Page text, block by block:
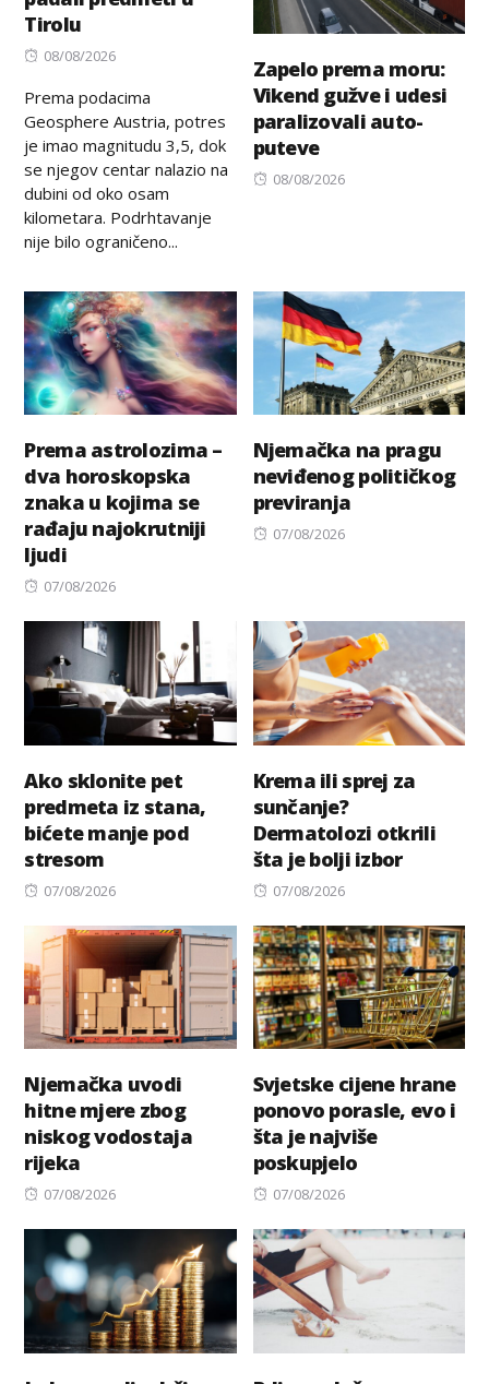
Tirolu
Posted
08/08/2026
Prema podacima
Geosphere Austria, potres
je imao magnitudu 3,5, dok
se njegov centar nalazio na
dubini od oko osam
kilometara. Podrhtavanje
nije bilo ograničeno...
Zapelo prema moru:
Vikend gužve i udesi
paralizovali auto-
puteve
Posted
08/08/2026
Prema astrolozima –
dva horoskopska
znaka u kojima se
rađaju najokrutniji
ljudi
Posted
07/08/2026
Njemačka na pragu
neviđenog političkog
previranja
Posted
07/08/2026
Ako sklonite pet
predmeta iz stana,
bićete manje pod
stresom
Posted
07/08/2026
Krema ili sprej za
sunčanje?
Dermatolozi otkrili
šta je bolji izbor
Posted
07/08/2026
Njemačka uvodi
hitne mjere zbog
niskog vodostaja
rijeka
Posted
07/08/2026
Svjetske cijene hrane
ponovo porasle, evo i
šta je najviše
poskupjelo
Posted
07/08/2026